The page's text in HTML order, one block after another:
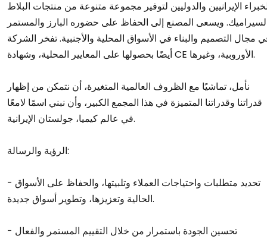
الإيرانيين والدوليين لتوفير مجموعة متنوعة من منتجات البلاط
ويسعى المصنع إلى الحفاظ على حضوره البارز والمستمر
مجال التصميم والبناء في الأسواق المحلية والأجنبية. تفخر الشركة
أيضًا بحصولها على المعايير المحلية، وشهادة CE الأوروبية، وغيرها.
نأمل، تماشيًا مع الظروف العالمية المتغيرة، أن نتمكن من إظهار
قدراتنا وقدراتنا المتميزة في هذا المجمع الكبير، وأن نبني اسمًا لامعًا
في عالم كيميا، جولستان الإيرانية.
الرؤية والرسالة:
- تحديد متطلبات واحتياجات العملاء وتلبيتها، والحفاظ على الأسواق
الحالية وتعزيزها، وتطوير أسواق جديدة.
- تحسين الجودة باستمرار من خلال التقييم المستمر والفعال